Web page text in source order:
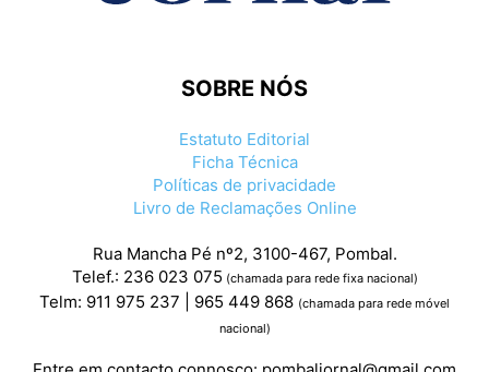
SOBRE NÓS
Estatuto Editorial
Ficha Técnica
Políticas de privacidade
Livro de Reclamações Online
Rua Mancha Pé nº2, 3100-467, Pombal.
Telef.: 236 023 075 (chamada para rede fixa nacional)
Telm: 911 975 237 | 965 449 868 (chamada para rede móvel
nacional)